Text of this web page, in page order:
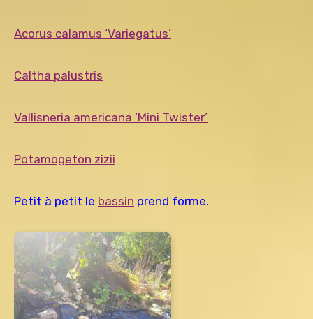
Acorus calamus ‘Variegatus’
Caltha palustris
Vallisneria americana ‘Mini Twister’
Potamogeton zizii
Petit à petit le bassin prend forme.